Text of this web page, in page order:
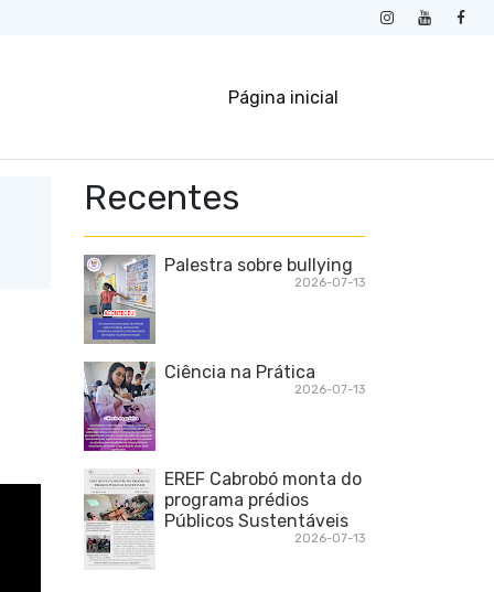
Página inicial
Recentes
Palestra sobre bullying
2026-07-13
Ciência na Prática
2026-07-13
EREF Cabrobó monta do
programa prédios
Públicos Sustentáveis
2026-07-13